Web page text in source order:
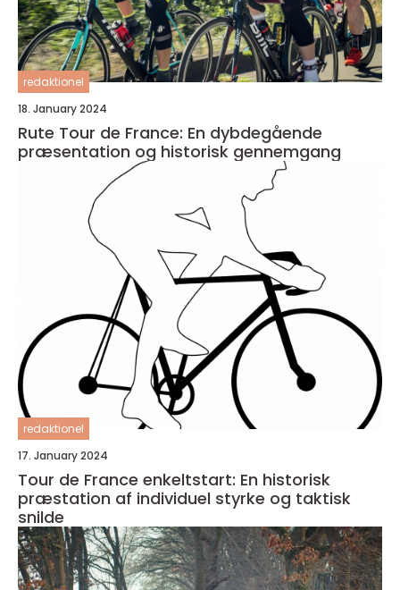
redaktionel
18. January 2024
Rute Tour de France: En dybdegående
præsentation og historisk gennemgang
redaktionel
17. January 2024
Tour de France enkeltstart: En historisk
præstation af individuel styrke og taktisk
snilde